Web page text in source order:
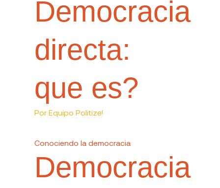
Democracia
directa:
que es?
Por Equipo Politize!
Conociendo la democracia
Democracia